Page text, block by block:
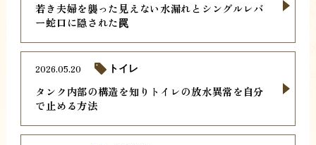
若き夫婦を襲った見えない水漏れとシングルレバ
ー蛇口に隠された罠
タンク内部の構造を知りトイレの放水異常を自分
で止める方法
2026.05.20 トイレ